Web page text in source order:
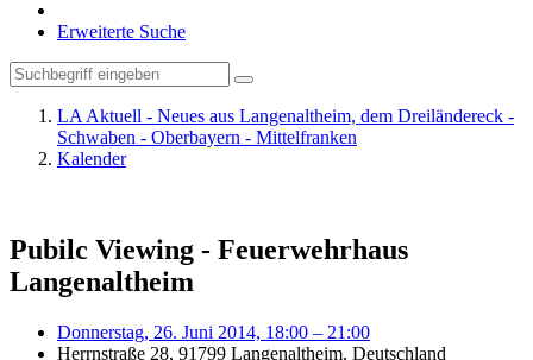
Erweiterte Suche
LA Aktuell - Neues aus Langenaltheim, dem Dreiländereck -
Schwaben - Oberbayern - Mittelfranken
Kalender
Pubilc Viewing - Feuerwehrhaus
Langenaltheim
Donnerstag, 26. Juni 2014, 18:00 – 21:00
Herrnstraße 28, 91799 Langenaltheim, Deutschland